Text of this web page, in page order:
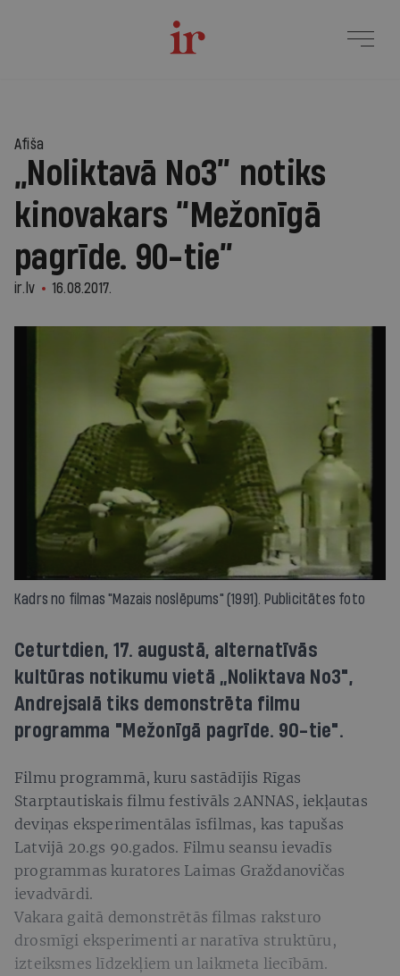
Afiša
„Noliktavā No3” notiks
kinovakars “Mežonīgā
pagrīde. 90-tie”
ir.lv 16.08.2017.
Kadrs no filmas "Mazais noslēpums" (1991). Publicitātes foto
Ceturtdien, 17. augustā, alternatīvās
kultūras notikumu vietā „Noliktava No3",
Andrejsalā tiks demonstrēta filmu
programma "Mežonīgā pagrīde. 90-tie".
Filmu programmā, kuru sastādījis Rīgas
Starptautiskais filmu festivāls 2ANNAS, iekļautas
deviņas eksperimentālas īsfilmas, kas tapušas
Latvijā 20.gs 90.gados. Filmu seansu ievadīs
programmas kuratores Laimas Graždanovičas
ievadvārdi.
Vakara gaitā demonstrētās filmas raksturo
drosmīgi eksperimenti ar naratīva struktūru,
izteiksmes līdzekļiem un laikmeta liecībām.